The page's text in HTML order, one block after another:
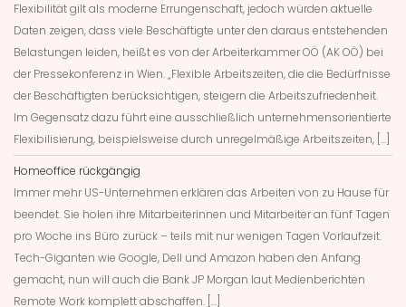
Flexibilität gilt als moderne Errungenschaft, jedoch würden aktuelle
Daten zeigen, dass viele Beschäftigte unter den daraus entstehenden
Belastungen leiden, heißt es von der Arbeiterkammer OÖ (AK OÖ) bei
der Pressekonferenz in Wien. „Flexible Arbeitszeiten, die die Bedürfnisse
der Beschäftigten berücksichtigen, steigern die Arbeitszufriedenheit.
Im Gegensatz dazu führt eine ausschließlich unternehmensorientierte
Flexibilisierung, beispielsweise durch unregelmäßige Arbeitszeiten, […]
Homeoffice rückgängig
Immer mehr US-Unternehmen erklären das Arbeiten von zu Hause für
beendet. Sie holen ihre Mitarbeiterinnen und Mitarbeiter an fünf Tagen
pro Woche ins Büro zurück – teils mit nur wenigen Tagen Vorlaufzeit.
Tech-Giganten wie Google, Dell und Amazon haben den Anfang
gemacht, nun will auch die Bank JP Morgan laut Medienberichten
Remote Work komplett abschaffen. […]